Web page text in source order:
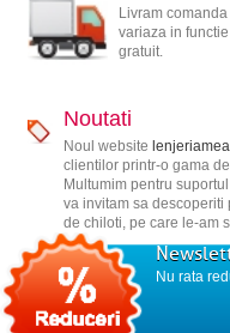
Livram
variaza in
gratuit.
Noutati
Noul website
clientilor printr-o gama
Multumim pentru
va invitam sa
de chiloti, pe care le-am
Nu rata